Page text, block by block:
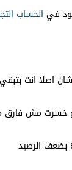
في الحساب
اصلا انت
خسرت مش فارق
بضعف الرصيد